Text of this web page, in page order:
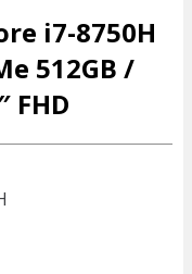
i7-8750H
512GB /
FHD